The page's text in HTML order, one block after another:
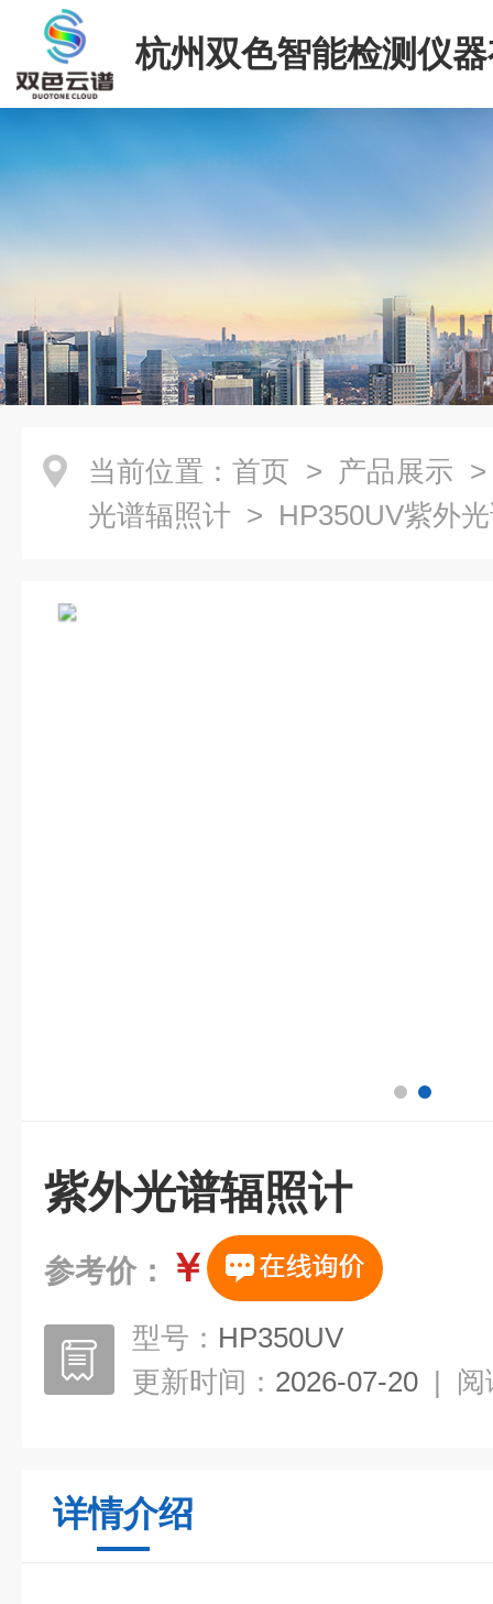
杭州双色智能检测仪
司
当前位置： 首页 > 产品展示
光谱辐照计 > HP350UV紫外
紫外光谱辐照计
参考价： ￥
型号： HP350UV
更新时间： 2026-07-20 | 阅
详情介绍